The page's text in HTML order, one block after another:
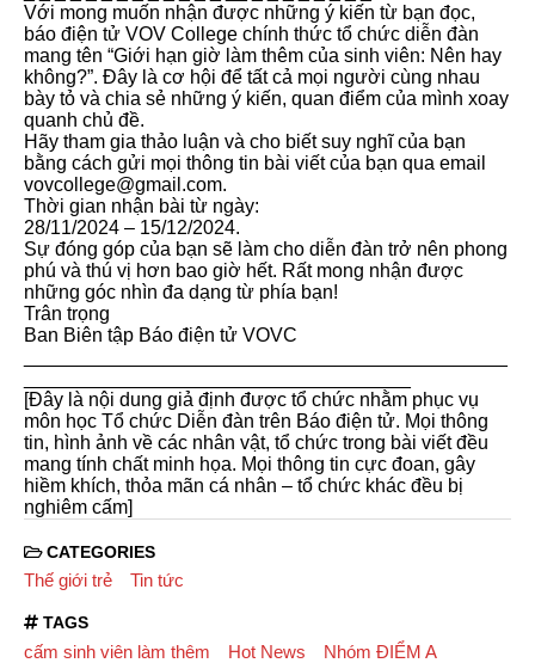
Với mong muốn nhận được những ý kiến từ bạn đọc,
báo điện tử VOV College chính thức tổ chức diễn đàn
mang tên “Giới hạn giờ làm thêm của sinh viên: Nên hay
không?”. Đây là cơ hội để tất cả mọi người cùng nhau
bày tỏ và chia sẻ những ý kiến, quan điểm của mình xoay
quanh chủ đề.
Hãy tham gia thảo luận và cho biết suy nghĩ của bạn
bằng cách gửi mọi thông tin bài viết của bạn qua email
vovcollege@gmail.com.
Thời gian nhận bài từ ngày:
28/11/2024 – 15/12/2024.
Sự đóng góp của bạn sẽ làm cho diễn đàn trở nên phong
phú và thú vị hơn bao giờ hết. Rất mong nhận được
những góc nhìn đa dạng từ phía bạn!
Trân trọng
Ban Biên tập Báo điện tử VOVC
[Đây là nội dung giả định được tổ chức nhằm phục vụ
môn học Tổ chức Diễn đàn trên Báo điện tử. Mọi thông
tin, hình ảnh về các nhân vật, tổ chức trong bài viết đều
mang tính chất minh họa. Mọi thông tin cực đoan, gây
hiềm khích, thỏa mãn cá nhân – tổ chức khác đều bị
nghiêm cấm]
CATEGORIES
Thế giới trẻ Tin tức
TAGS
cấm sinh viên làm thêm Hot News Nhóm ĐIỂM A